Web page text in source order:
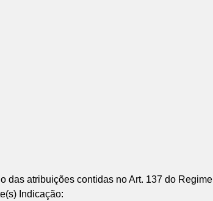
das atribuições contidas no Art. 137 do
Indicação: